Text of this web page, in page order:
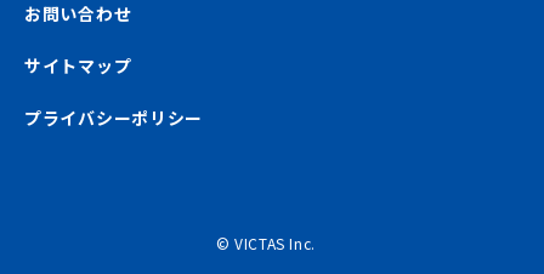
お問い合わせ
サイトマップ
プライバシーポリシー
© VICTAS Inc.